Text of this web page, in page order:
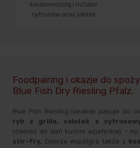
kwasowością i nutami
cytrusów oraz jabłek
Foodpairing i okazje do
Blue Fish Dry Riesling Pfalz.
Blue Fish Riesling idealnie pasuje do
ryb z grilla, sałatek z
również do dań kuchni azjatyckiej – np.
stir-fry. Dobrze współgra także z